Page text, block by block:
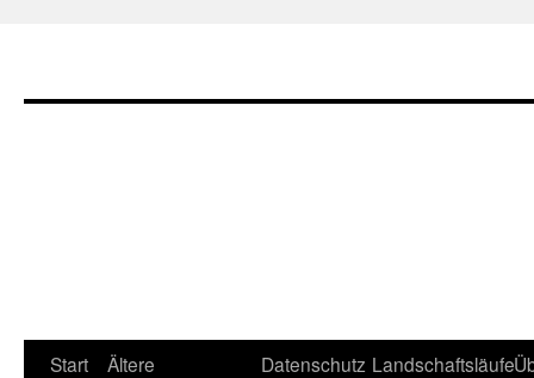
Zum
Start
Ältere
Datenschutz Landschaftsläufe